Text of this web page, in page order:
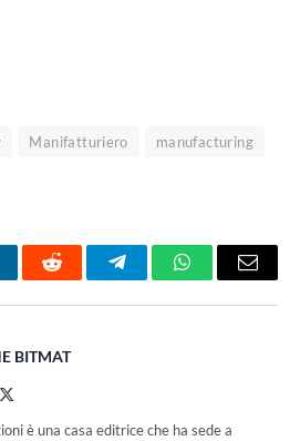
Manifatturiero
manufacturing
Reddit TelegramWhatsAppEmail
BITMAT
è una casa editrice che ha sede a